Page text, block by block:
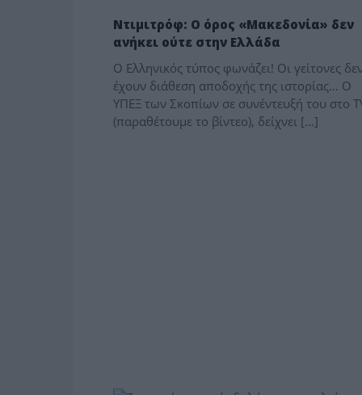
Ντιμιτρόφ: Ο όρος «Μακεδονία» δεν
ανήκει ούτε στην Ελλάδα
Ο Ελληνικός τύπος φωνάζει! Οι γείτονες δεν
έχουν διάθεση αποδοχής της ιστορίας… Ο
ΥΠΕΞ των Σκοπίων σε συνέντευξή του στο
(παραθέτουμε το βίντεο), δείχνει […]